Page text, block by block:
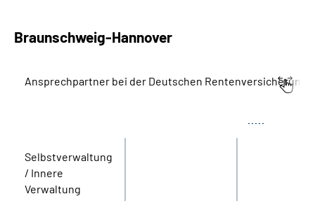
Braunschweig-Hannover
Ansprechpartner bei der Deutschen Rentenversicherung
Selbstverwaltung
/ Innere
Verwaltung